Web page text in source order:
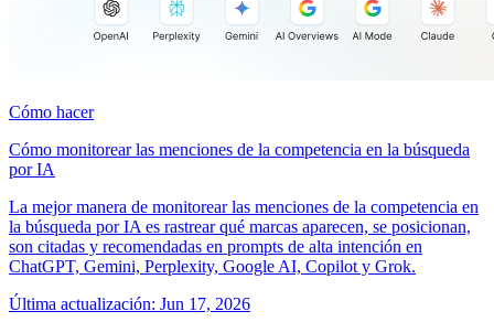
Cómo hacer
Cómo monitorear las menciones de la competencia en la búsqueda
por IA
La mejor manera de monitorear las menciones de la competencia en
la búsqueda por IA es rastrear qué marcas aparecen, se posicionan,
son citadas y recomendadas en prompts de alta intención en
ChatGPT, Gemini, Perplexity, Google AI, Copilot y Grok.
Última actualización: Jun 17, 2026